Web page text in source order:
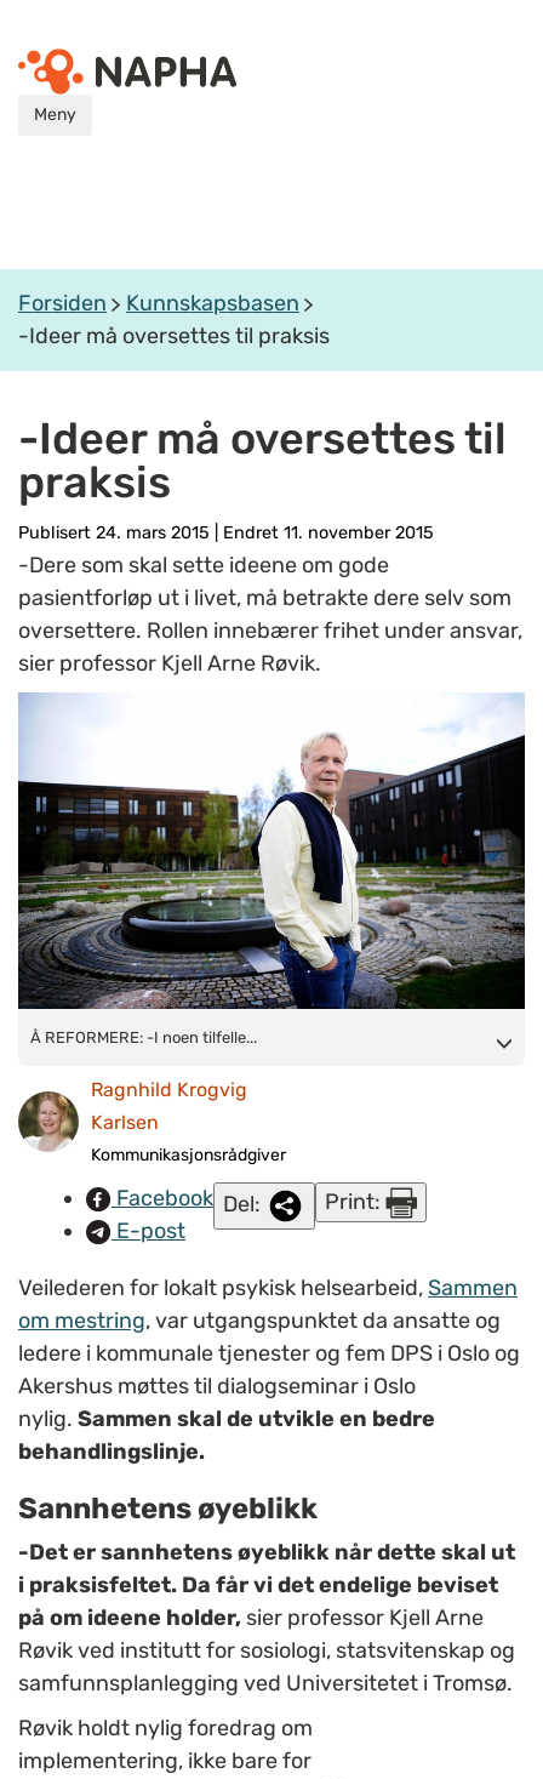
Meny
Forsiden
Kunnskapsbasen
-Ideer må oversettes til praksis
-Ideer må oversettes til
praksis
Publisert 24. mars 2015 Endret 11. november 2015
-Dere som skal sette ideene om gode
pasientforløp ut i livet, må betrakte dere selv som
oversettere. Rollen innebærer frihet under ansvar,
sier professor Kjell Arne Røvik.
Å REFORMERE:-I noen tilfeller går det bra, og i andre tilfeller
implementeringen, og ikke minst rollen sin bedre, mener
professor Kjell Arne Røvik (FOTO: Rune Stoltz Bertinussen).
Å REFORMERE: -I noen tilfelle...
Ragnhild Krogvig
Karlsen
Kommunikasjonsrådgiver
Facebook
E-post
Del: Print:
Veilederen for lokalt psykisk helsearbeid, Sammen
om mestring, var utgangspunktet da ansatte og
ledere i kommunale tjenester og fem DPS i Oslo og
Akershus møttes til dialogseminar i Oslo
nylig. Sammen skal de utvikle en bedre
behandlingslinje.
Sannhetens øyeblikk
-Det er sannhetens øyeblikk når dette skal ut
i praksisfeltet. Da får vi det endelige beviset
på om ideene holder, sier professor Kjell Arne
Røvik ved institutt for sosiologi, statsvitenskap og
samfunnsplanlegging ved Universitetet i Tromsø.
Røvik holdt nylig foredrag om
implementering, ikke bare for